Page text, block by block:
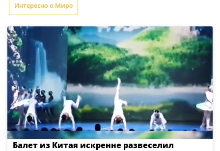
Интересно о Мире
Балет из Китая искренне развеселил